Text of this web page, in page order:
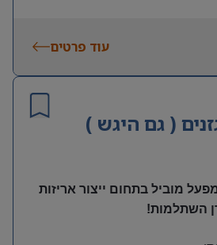
עוד פרטים
( גם היגש )
מוביל בתחום ייצור אריזות
השתלמות!